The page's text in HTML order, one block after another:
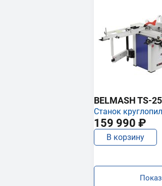
BELMASH TS-
Станок
159 990 ₽
В корзину